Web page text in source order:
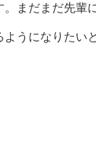
まだまだ先輩
うになりたい